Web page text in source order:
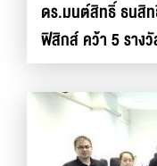
ดร.มนต์สิทธิ์ ธนสิท
ฟิสิกส์ คว้า 5 ราง
2026) ณ โคลอมเ